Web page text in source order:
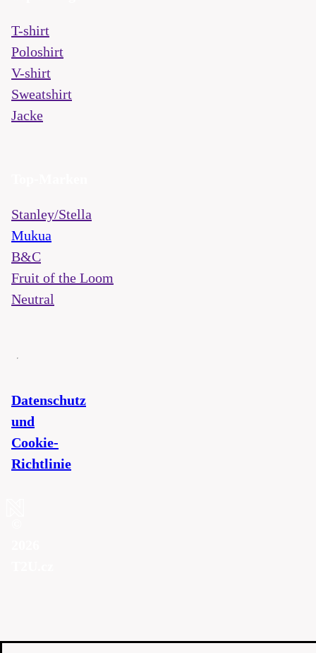
T-shirt
Poloshirt
V-shirt
Sweatshirt
Jacke
Stanley/Stella
Mukua
B&C
Fruit of the Loom
Neutral
Datenschutz
und
Cookie-
Richtlinie